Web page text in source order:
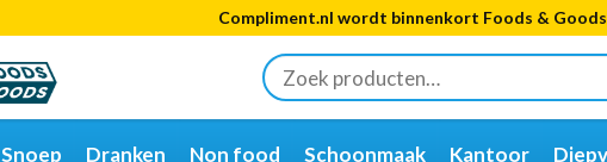
Compliment.nl wordt binnenkort Foods &
Zoeken
naar:
Snoep Dranken Non food Schoonmaak Kantoor